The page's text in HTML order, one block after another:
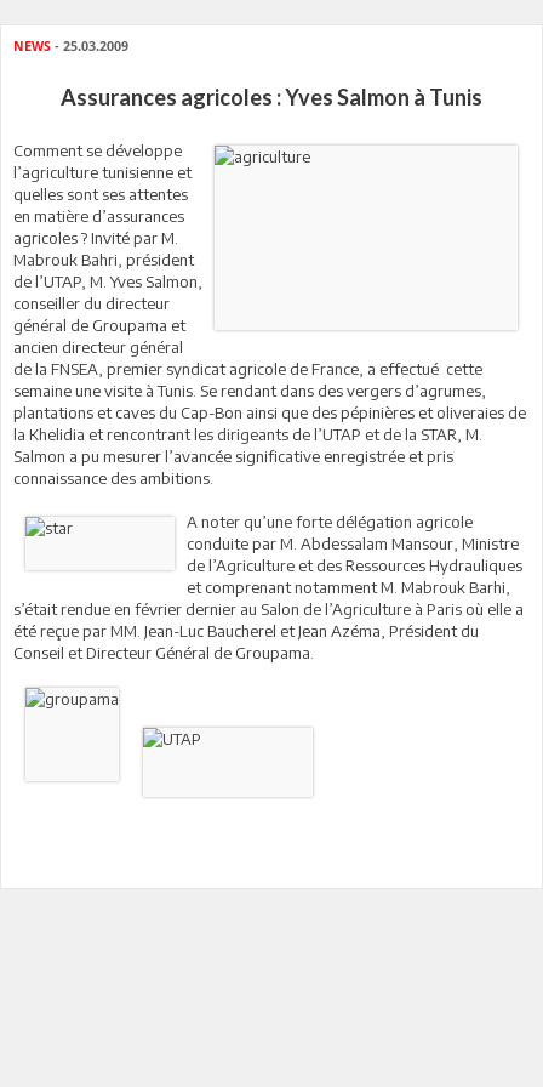
NEWS - 25.03.2009
Assurances agricoles : Yves Salmon à Tunis
Comment se développe
l’agriculture tunisienne et
quelles sont ses attentes
en matière d’assurances
agricoles ? Invité par M.
Mabrouk Bahri, président
de l’UTAP, M. Yves Salmon,
conseiller du directeur
général de Groupama et
ancien directeur général
de la FNSEA, premier syndicat agricole de France, a effectué cette
semaine une visite à Tunis. Se rendant dans des vergers d’agrumes,
plantations et caves du Cap-Bon ainsi que des pépinières et oliveraies de
la Khelidia et rencontrant les dirigeants de l’UTAP et de la STAR, M.
Salmon a pu mesurer l’avancée significative enregistrée et pris
connaissance des ambitions.
A noter qu’une forte délégation agricole
conduite par M. Abdessalam Mansour, Ministre
de l’Agriculture et des Ressources Hydrauliques
et comprenant notamment M. Mabrouk Barhi,
s’était rendue en février dernier au Salon de l’Agriculture à Paris où elle a
été reçue par MM. Jean-Luc Baucherel et Jean Azéma, Président du
Conseil et Directeur Général de Groupama.